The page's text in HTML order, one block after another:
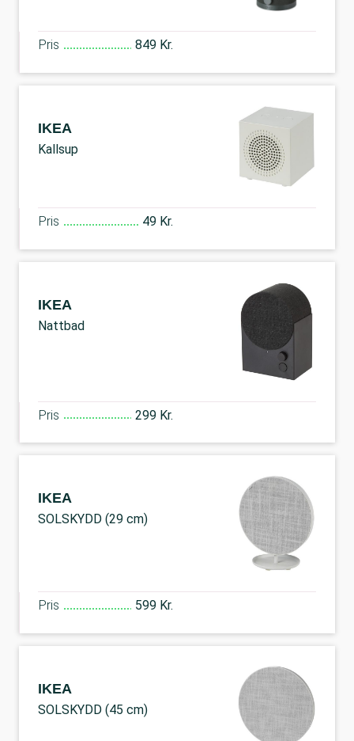
Pris 849 Kr.
IKEA
Kallsup
Pris 49 Kr.
IKEA
Nattbad
Pris 299 Kr.
IKEA
SOLSKYDD (29 cm)
Pris 599 Kr.
IKEA
SOLSKYDD (45 cm)